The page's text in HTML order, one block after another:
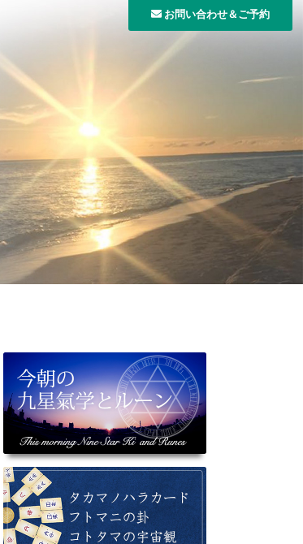
お問い合わせ＆ご予約